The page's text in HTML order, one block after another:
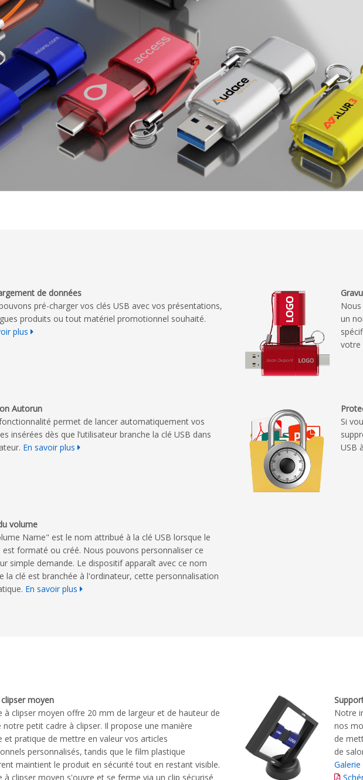
de données
pré-charger vos clés USB avec vos présentations,
produits ou tout matériel promotionnel souhaité.
plus
un
votre
Autorun
permet de lancer automatiquement vos
insérées dès que l’utilisateur branche la clé USB dans
En savoir plus
Si
USB
volume
Name" est le nom attribué à la clé USB lorsque le
est formaté ou créé. Nous pouvons personnaliser ce
simple demande. Le dispositif apparaît avec ce nom
la clé est branchée à l'ordinateur, cette personnalisation
En savoir plus
moyen
à clipser moyen offre 20 mm de largeur et de hauteur de
notre petit cadre à clipser. Il propose une manière
et pratique de mettre en valeur vos articles
personnalisés, tandis que le film plastique
maintient le produit en sécurité tout en restant visible.
à clipser moyen s'ouvre et se ferme via un clip sécurisé
Notre
nos
de
de